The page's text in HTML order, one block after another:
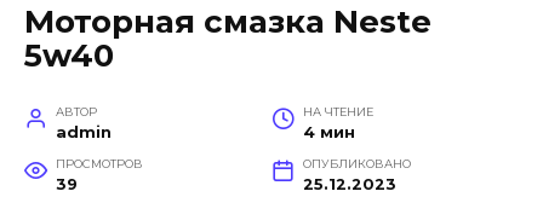
Моторная смазка Neste
5w40
АВТОР
admin
НА ЧТЕНИЕ
4 мин
ПРОСМОТРОВ
39
ОПУБЛИКОВАНО
25.12.2023